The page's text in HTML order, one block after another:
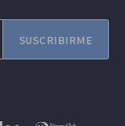
SUSCRIBIRME